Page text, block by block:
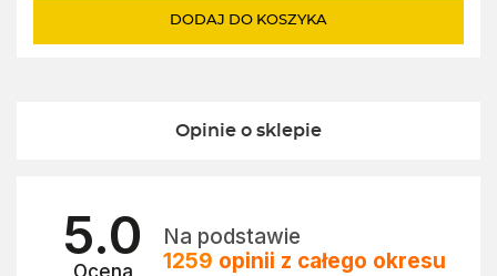
DODAJ DO KOSZYKA
Opinie o sklepie
5.0
Na podstawie
1259 opinii z całego okresu